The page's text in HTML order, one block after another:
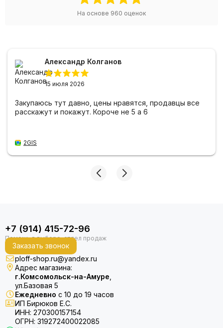
На основе 960 оценок
Александр Колганов
15 июля 2026
Закупаюсь тут давно, цены нравятся, продавцы все
расскажут и покажут. Короче не 5 а 6
2GIS
+7 (914) 415-72-96
Заказать звонок
ploff-shop.ru@yandex.ru
Адрес магазина:
г.Комсомольск-на-Амуре
ул.Базовая 5
Ежедневно с 10 до 19 часов
ИП Бирюков Е.С.
ИНН: 270300157154
ОГРН: 319272400022085